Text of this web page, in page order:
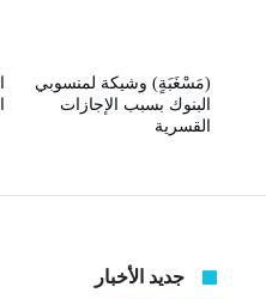
(مَسْغَبَةٍ) وشيكة لمنسوبي
البنوك بسبب الإجازات
القسرية
جديد الأخبار